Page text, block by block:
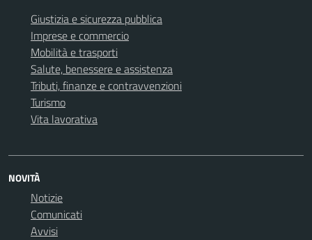
Giustizia e sicurezza pubblica
Imprese e commercio
Mobilità e trasporti
Salute, benessere e assistenza
Tributi, finanze e contravvenzioni
Turismo
Vita lavorativa
NOVITÀ
Notizie
Comunicati
Avvisi